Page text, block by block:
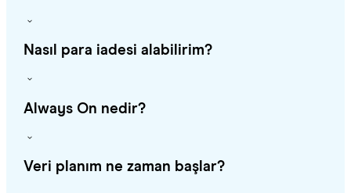
Nasıl para iadesi alabilirim?
Always On nedir?
Veri planım ne zaman başlar?